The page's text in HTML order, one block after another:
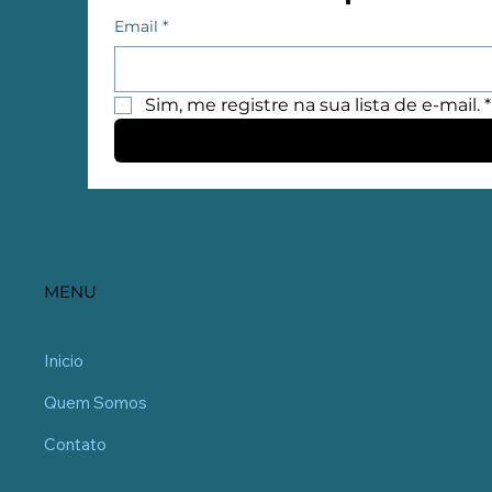
Email *
Sim, me registre na sua lista de e-mail. *
MENU
Inicio
Quem Somos
Contato